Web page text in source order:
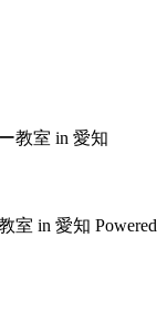
室 in 愛知 Powered